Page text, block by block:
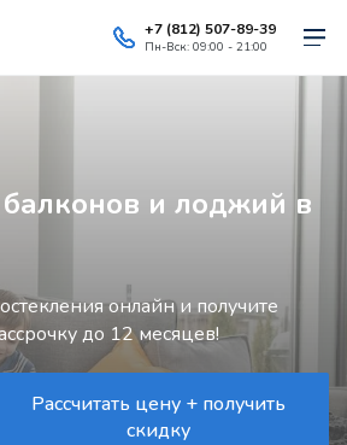
+7 (812) 507-89-39
Пн-Вск: 09:00 - 21:00
и лоджий в
онлайн и получите
до 12 месяцев!
Рассчитать цену + получить
скидку